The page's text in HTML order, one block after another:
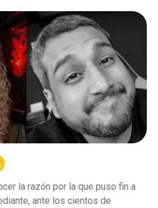
la razón por la que puso fin a
ante los cientos de